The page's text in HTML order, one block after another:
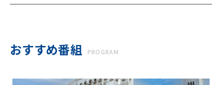
おすすめ番組 PROGRAM